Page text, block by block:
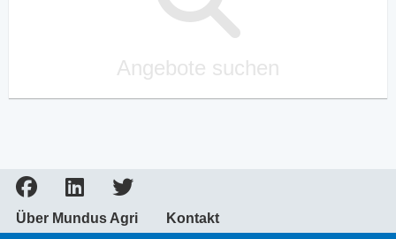
Angebote suchen
Über Mundus Agri Kontakt